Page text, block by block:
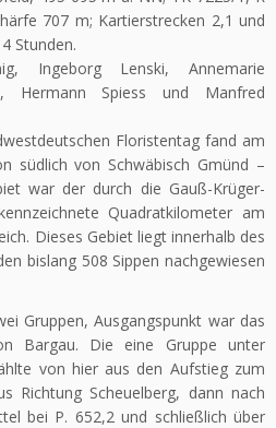
707 m; Kartierstrecken 2,1 und
Stunden.
Ingeborg Lenski, Annemarie
Hermann Spiess und Manfred
Floristentag fand am
südlich von Schwäbisch Gmünd –
war der durch die Gauß-Krüger-
Quadratkilometer am
Dieses Gebiet liegt innerhalb des
bislang 508 Sippen nachgewiesen
Gruppen, Ausgangspunkt war das
Bargau. Die eine Gruppe unter
von hier aus den Aufstieg zum
Richtung Scheuelberg, dann nach
bei P. 652,2 und schließlich über